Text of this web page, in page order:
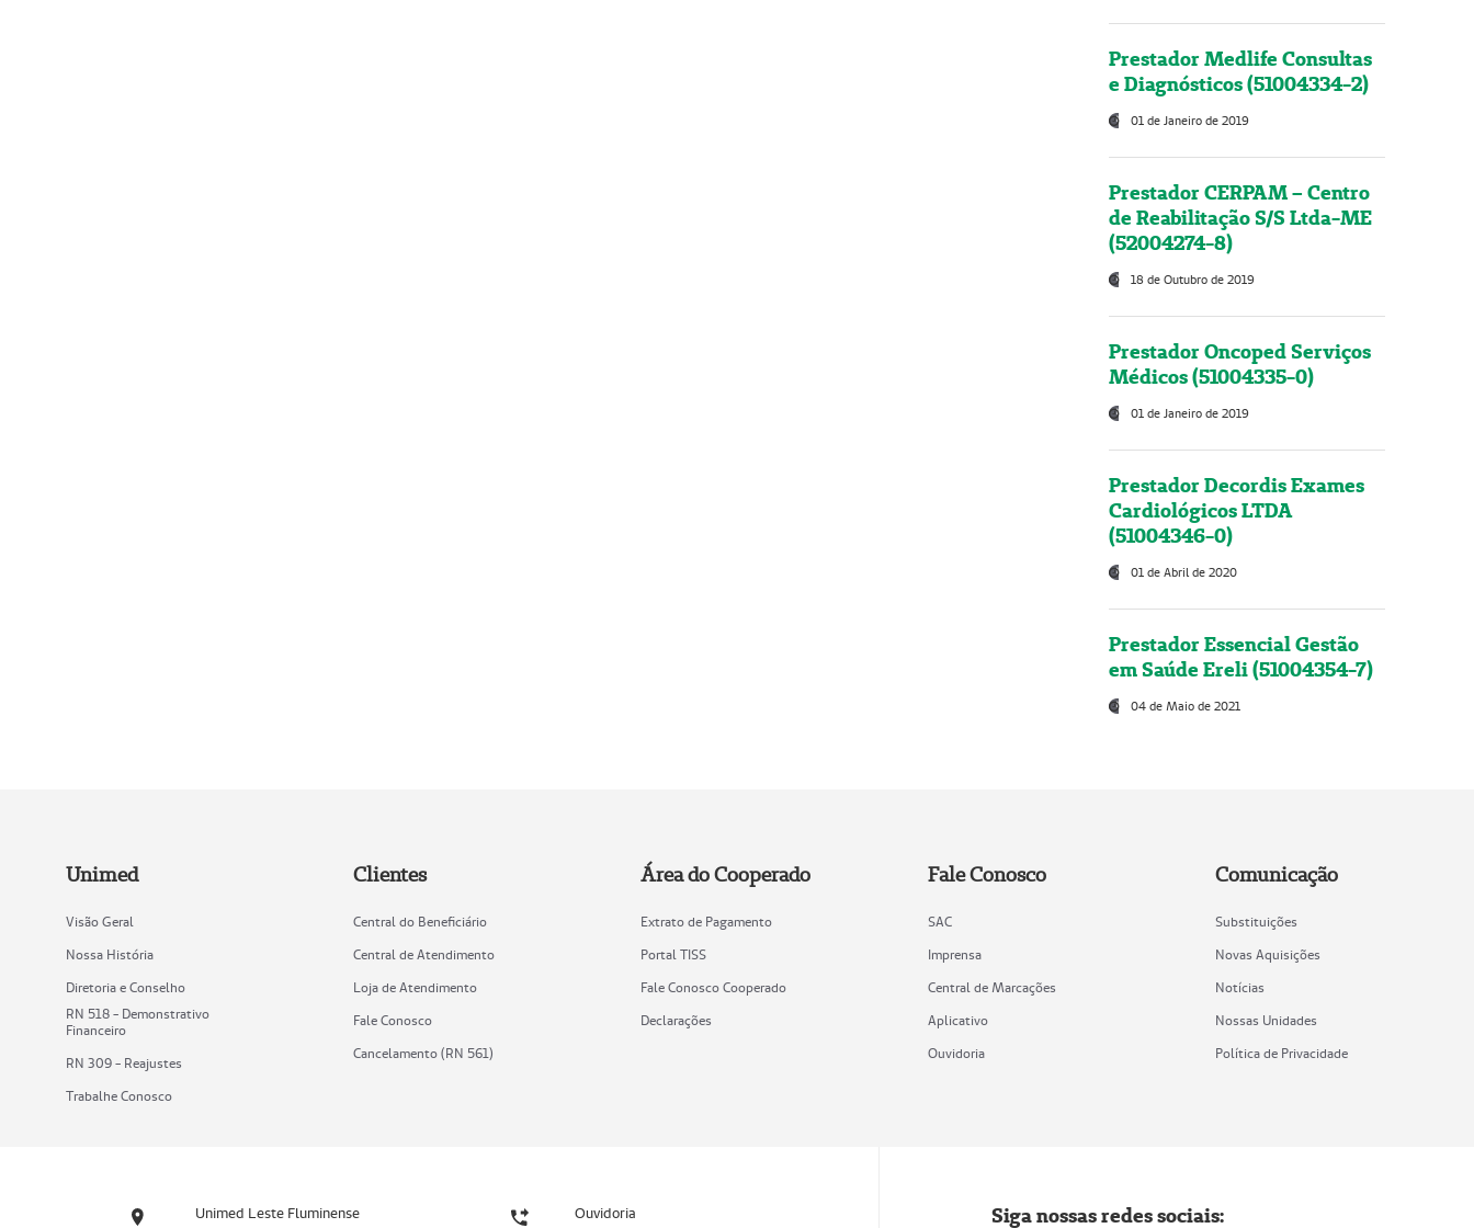
Prestador Medlife Consultas
e Diagnósticos (51004334-2)
01 de Janeiro de 2019
Prestador CERPAM – Centro
de Reabilitação S/S Ltda-ME
(52004274-8)
18 de Outubro de 2019
Prestador Oncoped Serviços
Médicos (51004335-0)
01 de Janeiro de 2019
Prestador Decordis Exames
Cardiológicos LTDA
(51004346-0)
01 de Abril de 2020
Prestador Essencial Gestão
em Saúde Ereli (51004354-7)
04 de Maio de 2021
Unimed
Visão Geral
Nossa História
Diretoria e Conselho
RN 518 - Demonstrativo
Financeiro
RN 309 - Reajustes
Trabalhe Conosco
Clientes
Central do Beneficiário
Central de Atendimento
Loja de Atendimento
Fale Conosco
Cancelamento (RN 561)
Área do Cooperado
Extrato de Pagamento
Portal TISS
Fale Conosco Cooperado
Declarações
Fale Conosco
SAC
Imprensa
Central de Marcações
Aplicativo
Ouvidoria
Comunicação
Substituições
Novas Aquisições
Notícias
Nossas Unidades
Política de Privacidade
Unimed Leste Fluminense Ouvidoria Siga nossas redes sociais: